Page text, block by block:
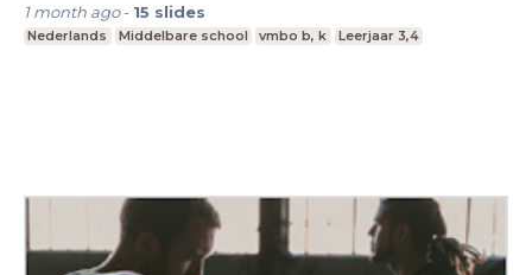
1 month ago- 15 slides
Nederlands Middelbare school vmbo b, k Leerjaar 3,4